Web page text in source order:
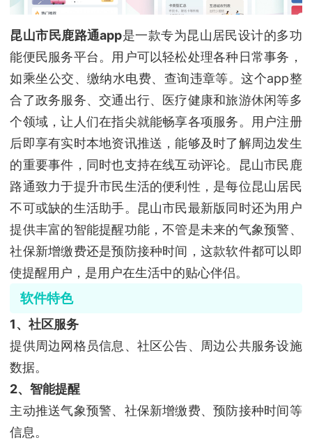
昆山市民鹿路通app是一款专为昆山居民设计的多功
能便民服务平台。用户可以轻松处理各种日常事务，
如乘坐公交、缴纳水电费、查询违章等。这个app整
合了政务服务、交通出行、医疗健康和旅游休闲等多
个领域，让人们在指尖就能畅享各项服务。用户注册
后即享有实时本地资讯推送，能够及时了解周边发生
的重要事件，同时也支持在线互动评论。昆山市民鹿
路通致力于提升市民生活的便利性，是每位昆山居民
不可或缺的生活助手。昆山市民最新版同时还为用户
提供丰富的智能提醒功能，不管是未来的气象预警、
社保新增缴费还是预防接种时间，这款软件都可以即
使提醒用户，是用户在生活中的贴心伴侣。
软件特色
1、社区服务
提供周边网格员信息、社区公告、周边公共服务设施
数据。
2、智能提醒
主动推送气象预警、社保新增缴费、预防接种时间等
信息。